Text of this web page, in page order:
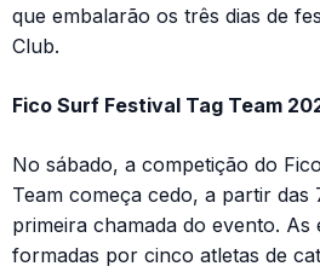
que embalarão os três dias de
Club.
Fico Surf Festival Tag Team
No sábado, a competição do
Team começa cedo, a partir das
primeira chamada do evento. As
formadas por cinco atletas de